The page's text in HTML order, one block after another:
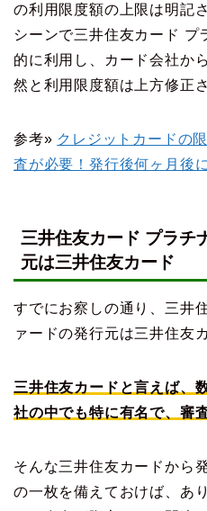
の利用限度額の上限は明記
シーンで三井住友カード プ
的に利用し、カード会社か
然と利用限度額は上方修正
参考» クレジットカードの
査が必要！発行後何ヶ月後
三井住友カード プラチ
元は三井住友カード
すでにお察しの通り、三井
ァードの発行元は三井住友
三井住友カードと言えば、
社の中でも特に有名で、審
そんな三井住友カードから
の一枚を備えておけば、あ